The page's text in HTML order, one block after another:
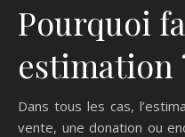
Pourquoi
estimation
Dans tous les cas,
vente, une donation ou